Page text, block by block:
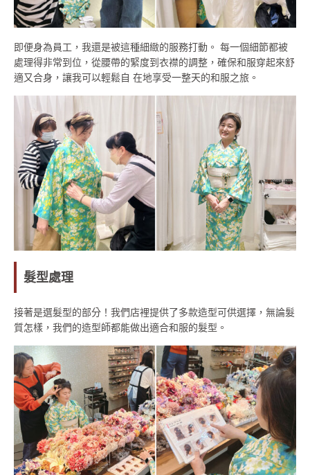
即便身為員工，我還是被這種細緻的服務打動。 每一個細節都被
處理得非常到位，從腰帶的緊度到衣襟的調整，確保和服穿起來舒
適又合身，讓我可以輕鬆自 在地享受一整天的和服之旅。
髮型處理
接著是選髮型的部分！我們店裡提供了多款造型可供選擇，無論髮
質怎樣，我們的造型師都能做出適合和服的髮型。